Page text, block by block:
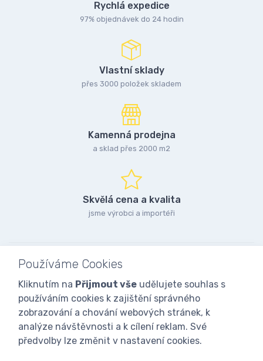
Rychlá expedice
97% objednávek do 24 hodin
Vlastní sklady
přes 3000 položek skladem
Kamenná prodejna
a sklad přes 2000 m2
Skvělá cena a kvalita
jsme výrobci a importéři
Používáme Cookies
Kliknutím na Přijmout vše udělujete souhlas s
používáním cookies k zajištění správného
zobrazování a chování webových stránek, k
analýze návštěvnosti a k cílení reklam. Své
předvolby lze změnit v nastavení cookies.